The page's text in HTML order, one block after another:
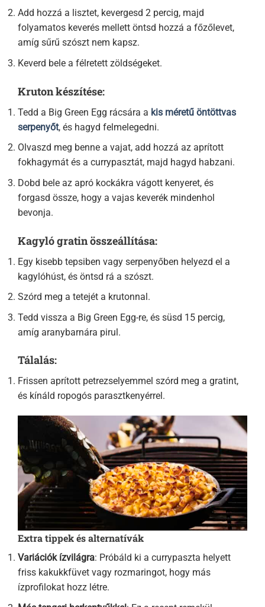
Add hozzá a lisztet, kevergesd 2 percig, majd
folyamatos keverés mellett öntsd hozzá a főzőlevet,
amíg sűrű szószt nem kapsz.
Keverd bele a félretett zöldségeket.
Kruton készítése:
Tedd a Big Green Egg rácsára a kis méretű öntöttvas
serpenyőt, és hagyd felmelegedni.
Olvaszd meg benne a vajat, add hozzá az aprított
fokhagymát és a currypasztát, majd hagyd habzani.
Dobd bele az apró kockákra vágott kenyeret, és
forgasd össze, hogy a vajas keverék mindenhol
bevonja.
Kagyló gratin összeállítása:
Egy kisebb tepsiben vagy serpenyőben helyezd el a
kagylóhúst, és öntsd rá a szószt.
Szórd meg a tetejét a krutonnal.
Tedd vissza a Big Green Egg-re, és süsd 15 percig,
amíg aranybarnára pirul.
Tálalás:
Frissen aprított petrezselyemmel szórd meg a gratint,
és kínáld ropogós parasztkenyérrel.
Extra tippek és alternatívák
Variációk ízvilágra: Próbáld ki a currypaszta helyett
friss kakukkfüvet vagy rozmaringot, hogy más
ízprofilokat hozz létre.